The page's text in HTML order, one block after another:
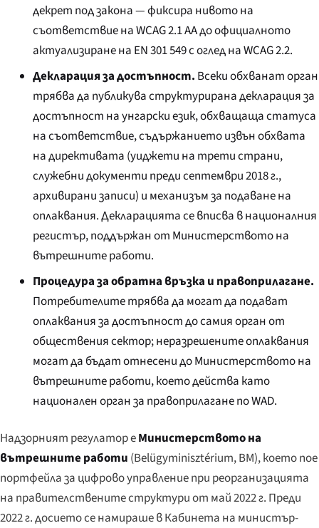
декрет под закона — фиксира нивото на
съответствие на WCAG 2.1 AA до официалното
актуализиране на EN 301 549 с оглед на WCAG 2.2.
Декларация за достъпност. Всеки обхванат орган
трябва да публикува структурирана декларация за
достъпност на унгарски език, обхващаща статуса
на съответствие, съдържанието извън обхвата
на директивата (уиджети на трети страни,
служебни документи преди септември 2018 г.,
архивирани записи) и механизъм за подаване на
оплаквания. Декларацията се вписва в националния
регистър, поддържан от Министерството на
вътрешните работи.
Процедура за обратна връзка и правоприлагане.
Потребителите трябва да могат да подават
оплаквания за достъпност до самия орган от
обществения сектор; неразрешените оплаквания
могат да бъдат отнесени до Министерството на
вътрешните работи, което действа като
национален орган за правоприлагане по WAD.
Надзорният регулатор еМинистерството на
вътрешните работи (Belügyminisztérium, BM), което пое
портфейла за цифрово управление при реорганизацията
на правителствените структури от май 2022 г. Преди
2022 г. досието се намираше в Кабинета на министър-